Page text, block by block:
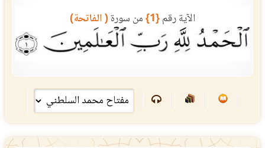
الآية رقم{1} من سورة( الفاتحة)